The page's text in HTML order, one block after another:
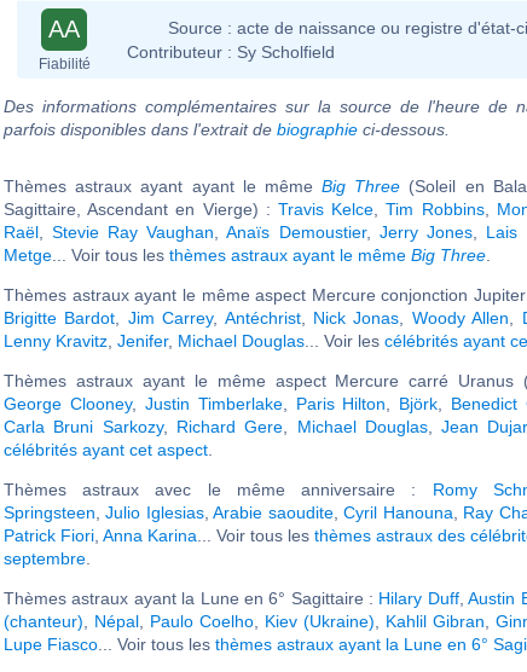
AA
Fiabilité
Source : acte de naissance ou registre d'état-
Contributeur : Sy Scholfield
Des informations complémentaires sur la source de l'heure de
parfois disponibles dans l'extrait de biographie ci-dessous.
Thèmes astraux ayant ayant le même Big Three (Soleil en
Sagittaire, Ascendant en Vierge) : Travis Kelce ,Tim Robbins,
Raël ,Stevie Ray Vaughan ,Anaïs Demoustier, Jerry Jones, Lais
Metge ... Voir tous les thèmes astraux ayant le même Big Three
Thèmes astraux ayant le même aspect Mercure conjonction
Brigitte Bardot
Jim Carrey, Antéchrist, Nick Jonas Woody Allen
Lenny Kravitz Jenifer, Michael Douglas ... Voir les célébrités ayant
Thèmes astraux ayant le même aspect Mercure carré Uranus
George Clooney, Justin Timberlake, Paris Hilton Björk Benedict
Carla Bruni Sarkozy, Richard Gere Michael Douglas,Jean
célébrités ayant cet aspect
Thèmes astraux avec le même anniversaire : Romy
Springsteen ,Julio Iglesias,Arabie saoudite,Cyril Hanouna Ray
Patrick Fiori Anna Karina ... Voir tous les thèmes astraux des
septembre
Thèmes astraux ayant la Lune en 6° Sagittaire : Hilary Duff,Austin
(chanteur)
Népal Paulo Coelho Kiev (Ukraine) Kahlil Gibran
Lupe Fiasco ... Voir tous les thèmes astraux ayant la Lune en 6°